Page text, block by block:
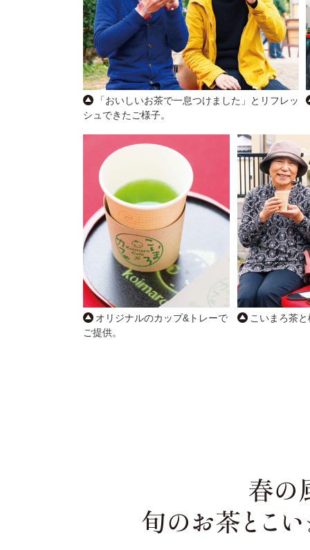
「おいしいお茶で一息つけました」とリフレッ
シュできたご様子。
オリジナルのカップ&トレーで
ご提供。
こいまろ茶